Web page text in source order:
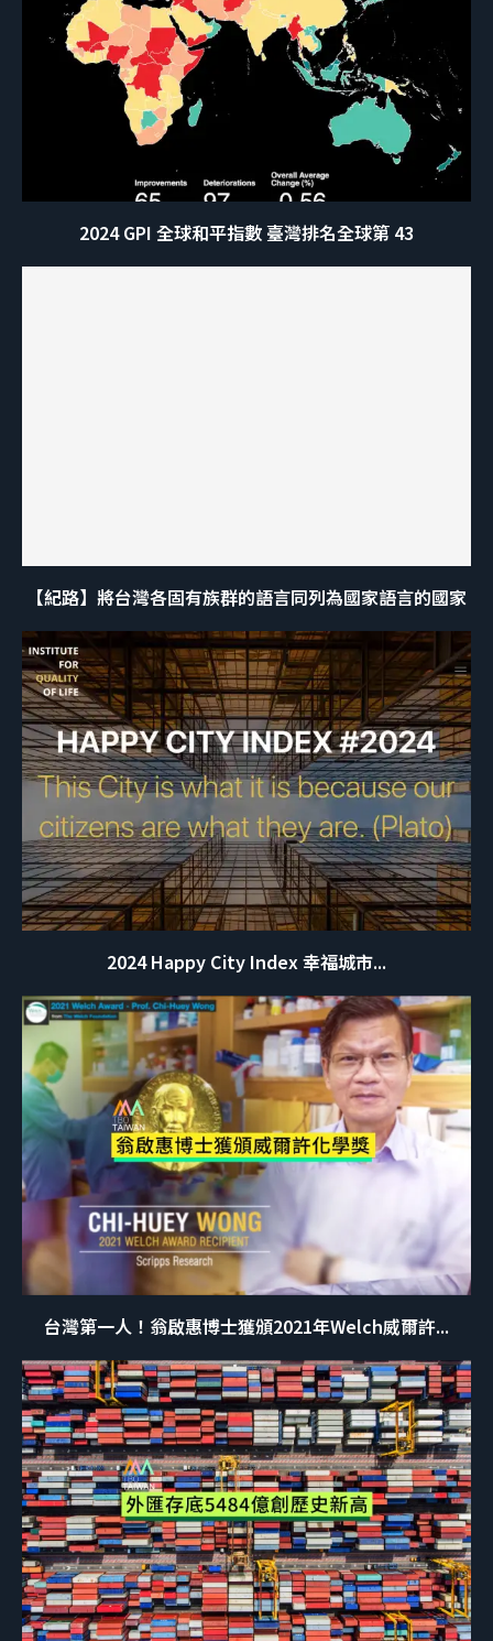
2024 GPI 全球和平指數 臺灣排名全球第 43
【紀路】將台灣各固有族群的語言同列為國家語言的國家
2024 Happy City Index 幸福城市...
台灣第一人！翁啟惠博士獲頒2021年Welch威爾許...